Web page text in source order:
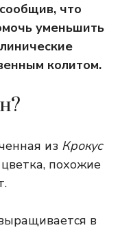
что
уменьшить
колитом.
из Крокус
похожие
в